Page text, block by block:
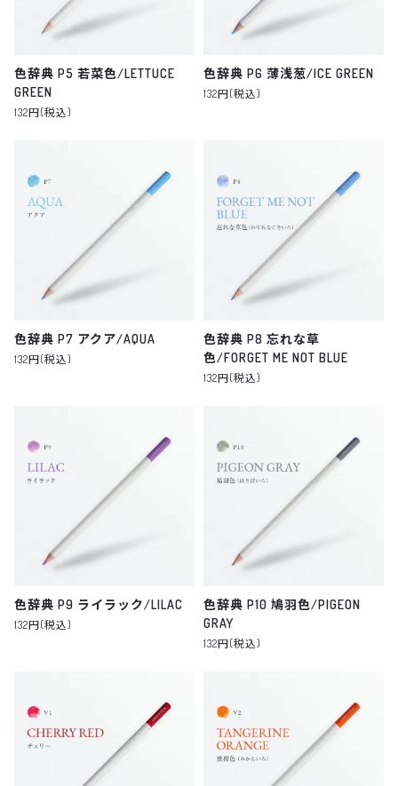
色辞典 P5 若菜色/LETTUCE
GREEN
132円(税込)
色辞典 P6 薄浅葱/ICE GREEN
132円(税込)
色辞典 P7 アクア/AQUA
132円(税込)
色辞典 P8 忘れな草
色/FORGET ME NOT BLUE
132円(税込)
色辞典 P9 ライラック/LILAC
132円(税込)
色辞典 P10 鳩羽色/PIGEON
GRAY
132円(税込)